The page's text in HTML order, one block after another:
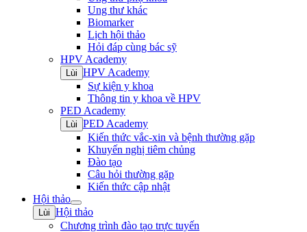
Ung thư khác
Biomarker
Lịch hội thảo
Hỏi đáp cùng bác sỹ
HPV Academy
Lùi HPV Academy
Sự kiện y khoa
Thông tin y khoa về HPV
PED Academy
Lùi PED Academy
Kiến thức vắc-xin và bệnh thường gặp
Khuyến nghị tiêm chủng
Đào tạo
Câu hỏi thường gặp
Kiến thức cập nhật
Hội thảo
Open
submenu
Lùi Hội thảo
Chương trình đào tạo trực tuyến